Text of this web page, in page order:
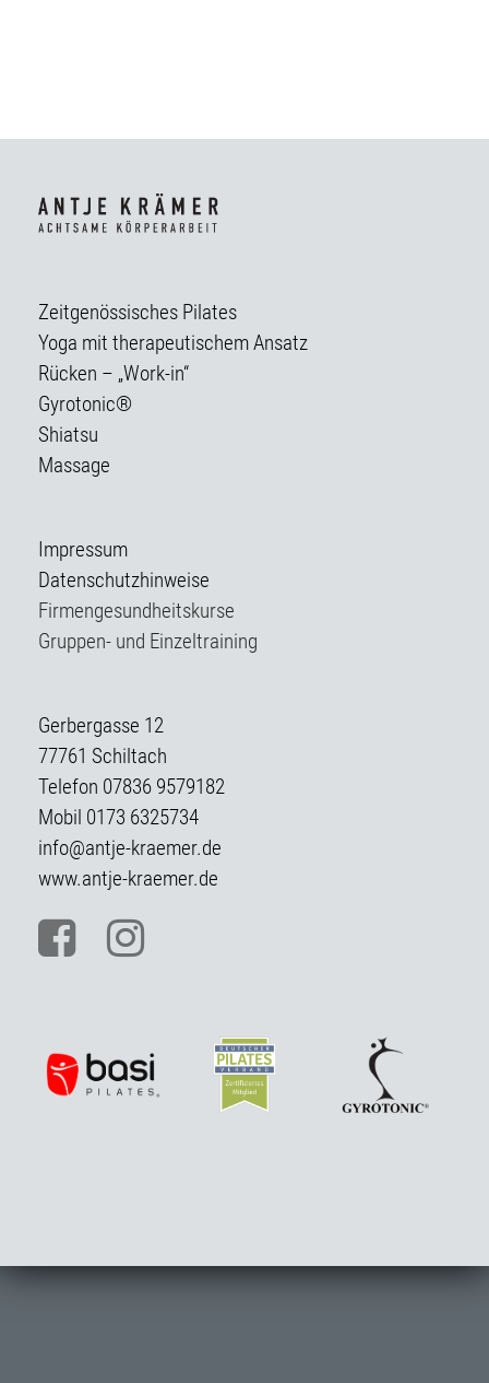
Zeitgenössisches Pilates
Yoga mit therapeutischem Ansatz
Rücken – „Work-in“
Gyrotonic®
Shiatsu
Massage
Impressum
Datenschutzhinweise
Firmengesundheitskurse
Gruppen- und Einzeltraining
Gerbergasse 12
77761 Schiltach
Telefon 07836 9579182
Mobil 0173 6325734
info@antje-kraemer.de
www.antje-kraemer.de